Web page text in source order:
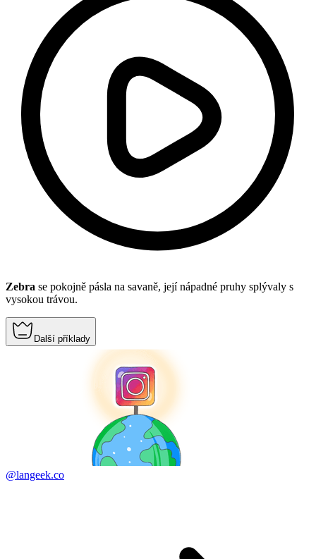
Zebra se pokojně pásla na savaně, její nápadné pruhy splývaly s
vysokou trávou.
Další příklady
@langeek.co